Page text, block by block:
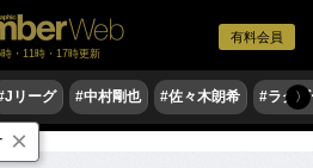
有料会員
・11時・17時更新
リーグ #中村剛也 #佐々木朗希 #ラグ〉
×